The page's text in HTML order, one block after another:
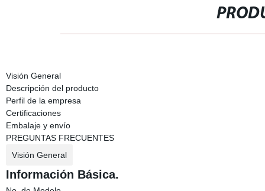
Visión General
Descripción del producto
Perfil de la empresa
Certificaciones
Embalaje y envío
PREGUNTAS FRECUENTES
Visión General
Información Básica.